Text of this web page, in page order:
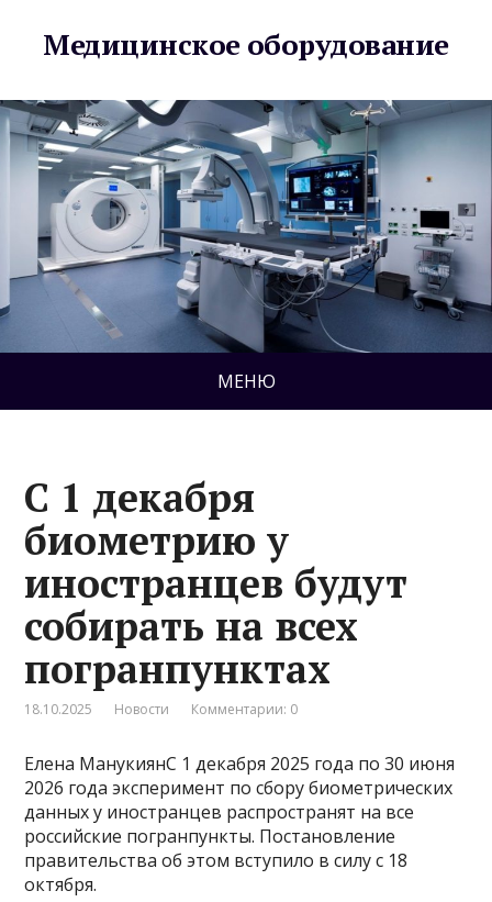
Медицинское оборудование
МЕНЮ
С 1 декабря
биометрию у
иностранцев будут
собирать на всех
погранпунктах
18.10.2025 Новости Комментарии: 0
Елена МанукиянС 1 декабря 2025 года по 30 июня
2026 года эксперимент по сбору биометрических
данных у иностранцев распространят на все
российские погранпункты. Постановление
правительства об этом вступило в силу с 18
октября.